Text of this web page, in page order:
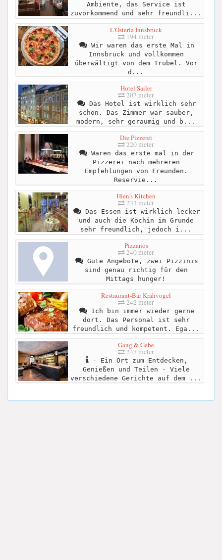
Ambiente, das Service ist
zuvorkommend und sehr freundli...
L'Osteria Innsbruck
194 meter
Wir waren das erste Mal in
Innsbruck und vollkommen
überwältigt von dem Trubel. Vor
d...
Hotel Sailer
207 meter
Das Hotel ist wirklich sehr
schön. Das Zimmer war sauber,
modern, sehr geräumig und b...
Die Pizzerei
220 meter
Waren das erste mal in der
Pizzerei nach mehreren
Empfehlungen von Freunden.
Reservie...
Hien's Kitchen
233 meter
Das Essen ist wirklich lecker
und auch die Köchin im Grunde
sehr freundlich, jedoch i...
Pizzanos
240 meter
Gute Angebote, zwei Pizzinis
sind genau richtig für den
Mittags hunger!
Restaurant-Bar Krahvogel
242 meter
Ich bin immer wieder gerne
dort. Das Personal ist sehr
freundlich und kompetent. Ega...
Gang & Gebe
247 meter
- Ein Ort zum Entdecken,
Genießen und Teilen - Viele
verschiedene Gerichte auf dem ...